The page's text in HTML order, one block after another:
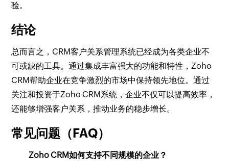
验。
结论
总而言之，CRM客户关系管理系统已经成为各类企业不
可或缺的工具。通过集成丰富强大的功能和特性，Zoho
CRM帮助企业在竞争激烈的市场中保持领先地位。通过
关注和投资于Zoho CRM系统，企业不仅可以提高效率，
还能够增强客户关系，推动业务的稳步增长。
常见问题（FAQ）
Zoho CRM如何支持不同规模的企业？